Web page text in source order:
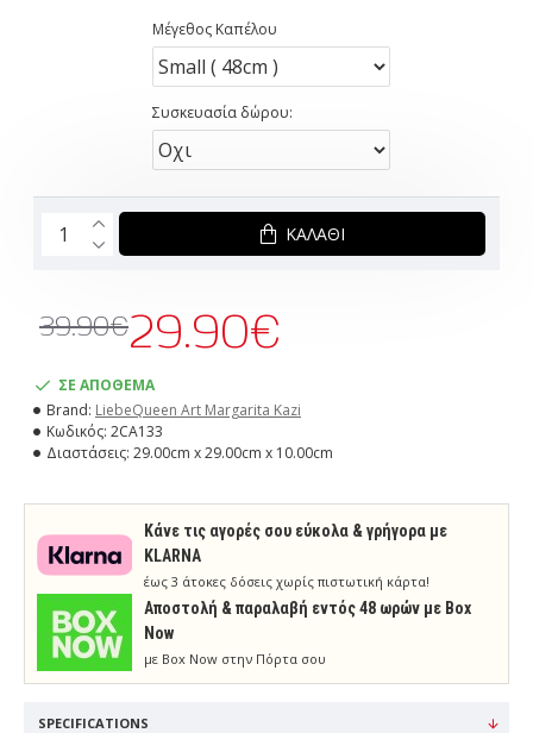
ΣΕ ΑΠΟΘΕΜΑ
Brand: LiebeQueen Art Margarita Kazi
Κωδικός: 2CA133
Διαστάσεις: 29.00cm x 29.00cm x 10.00cm
29.90€
39.90€
Μέγεθος Καπέλου
Συσκευασία δώρου:
ΚΑΛΆΘΙ
Κάνε τις αγορές σου εύκολα & γρήγορα με
KLARNA
έως 3 άτοκες δόσεις χωρίς πιστωτική κάρτα!
Aποστολή & παραλαβή εντός 48 ωρών με Box
Now
με Box Now στην Πόρτα σου
SPECIFICATIONS